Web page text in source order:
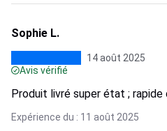
Sophie L.
14 août 2025
Avis vérifié
Produit livré super état ;
Expérience du : 11 août 2025